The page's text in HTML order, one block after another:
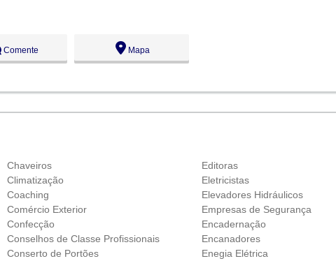
Comente Mapa
Chaveiros
Climatização
Coaching
Comércio Exterior
Confecção
Conselhos de Classe Profissionais
Conserto de Portões
Editoras
Eletricistas
Elevadores Hidráulicos
Empresas de Segurança
Encadernação
Encanadores
Enegia Elétrica